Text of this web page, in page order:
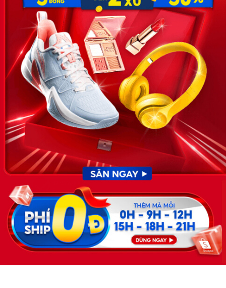
Email:
hotro@timviec.com.vn
VỀ CHÚNG TÔI
News.timviec.com.vn là website cung cấp thông tin liên quan đến
nhân sự, nghề nghiệp do Timviec.com.vn vận hành nhằm giúp
doanh nghiệp, nhân sự tuyển dụng, người đi làm, người tìm việc
cập nhật thông tin và đáp ứng được mong muốn của mình.
KẾT NỐI
Giấy phép hoạt động dịch vụ
việc làm số 54/2019/SLĐTBXH-
GP do Sở lao động thương
binh và xã hội cấp ngày 30
tháng 12 năm 2019.